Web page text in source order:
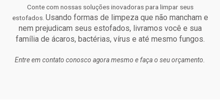
Conte com nossas soluções inovadoras para limpar seus
estofados. Usando formas de limpeza que não mancham e
nem prejudicam seus estofados, livramos você e sua
família de ácaros, bactérias, vírus e até mesmo fungos.
Entre em contato conosco agora mesmo e faça o seu orçamento.